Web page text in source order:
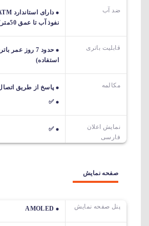
ضد آب
نفوذ آب تا عمق 50متر)
قابلیت باتری
حدود 7 روز عمر
استفاده)
مکالمه
پاسخ از طریق
✅
نمایش اعلان
فارسی
✅
صفحه نمایش
پنل صفحه نمایش AMOLED